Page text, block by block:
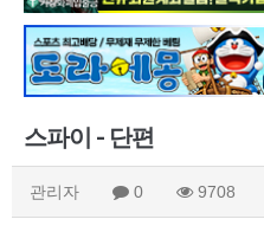
스파이 - 단편
관리자 0 9708